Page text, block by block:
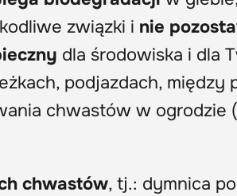
związki i nie
dla środowiska i dla
podjazdach, między
chwastów w ogrodzie
chwastów, tj.: dymnica